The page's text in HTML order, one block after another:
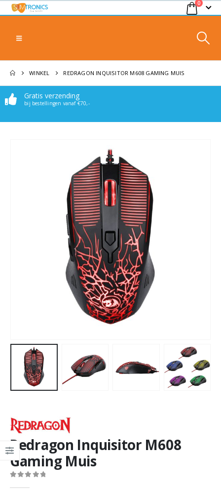
0
WINKEL REDRAGON INQUISITOR M608 GAMING MUIS
Gratis verzending
bij bestellingen vanaf €70,-
Makkelijk bereikbaar
Stuur een mail of whatsappje
Redragon Inquisitor M608
Gaming Muis